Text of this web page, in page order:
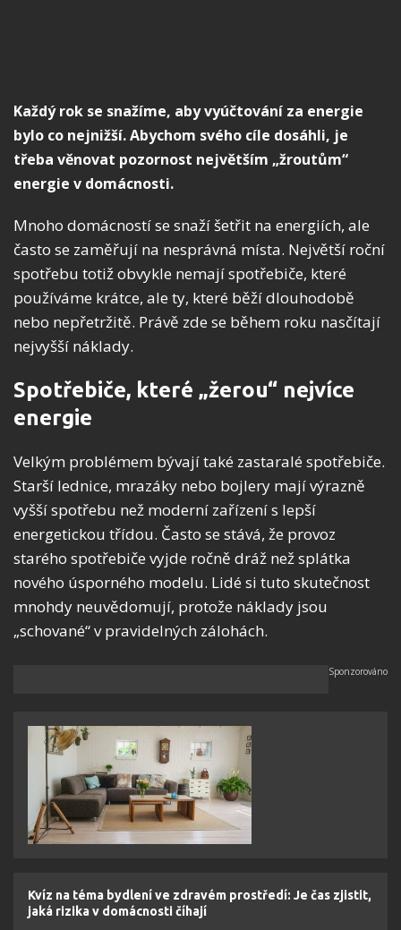
Každý rok se snažíme, aby vyúčtování za energie
bylo co nejnižší. Abychom svého cíle dosáhli, je
třeba věnovat pozornost největším „žroutům“
energie v domácnosti.
Mnoho domácností se snaží šetřit na energiích, ale
často se zaměřují na nesprávná místa. Největší roční
spotřebu totiž obvykle nemají spotřebiče, které
používáme krátce, ale ty, které běží dlouhodobě
nebo nepřetržitě. Právě zde se během roku nasčítají
nejvyšší náklady.
Spotřebiče, které „žerou“ nejvíce
energie
Velkým problémem bývají také zastaralé spotřebiče.
Starší lednice, mrazáky nebo bojlery mají výrazně
vyšší spotřebu než moderní zařízení s lepší
energetickou třídou. Často se stává, že provoz
starého spotřebiče vyjde ročně dráž než splátka
nového úsporného modelu. Lidé si tuto skutečnost
mnohdy neuvědomují, protože náklady jsou
„schované“ v pravidelných zálohách.
Kvíz na téma bydlení ve zdravém prostředí: Je čas zjistit,
jaká rizika v domácnosti číhají